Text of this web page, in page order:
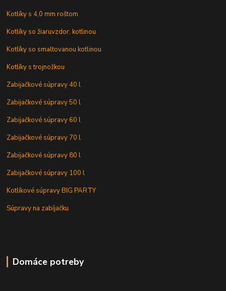
Kotlíky s 4,0 mm roštom
Kotlíky so žiaruvzdor. kotlinou
Kotlíky so smaltovanou kotlinou
Kotlíky s trojnožkou
Zabijačkové súpravy 40 l
Zabijačkové súpravy 50 l
Zabijačkové súpravy 60 l
Zabijačkové súpravy 70 l
Zabijačkové súpravy 80 l
Zabijačkové súpravy 100 l
Kotlíkové súpravy BIG PARTY
Súpravy na zabíjačku
Domáce potreby